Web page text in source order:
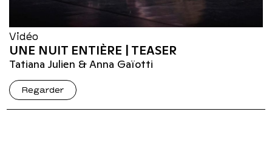
Vidéo
UNE NUIT ENTIÈRE | TEASER
Tatiana Julien & Anna Gaïotti
Regarder